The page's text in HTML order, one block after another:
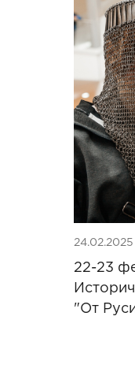
24.02.2025
22-23
"От